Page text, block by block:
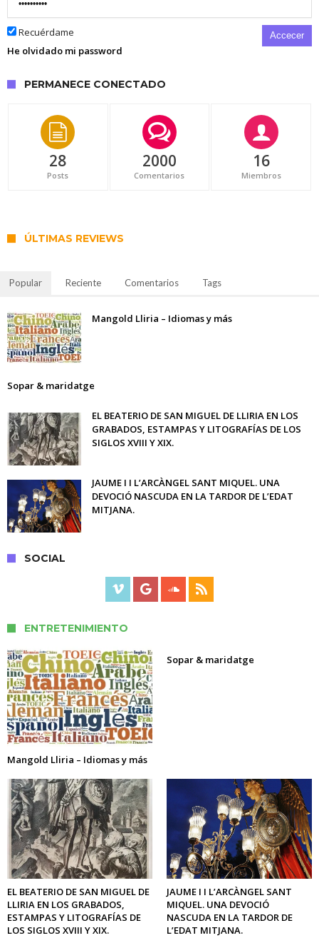
Recuérdame Accecer
He olvidado mi password
PERMANECE CONECTADO
28
Posts
2000
Comentarios
16
Miembros
ÚLTIMAS REVIEWS
Popular Reciente Comentarios Tags
Mangold Lliria – Idiomas y más
Sopar & maridatge
EL BEATERIO DE SAN MIGUEL DE LLIRIA EN LOS
GRABADOS, ESTAMPAS Y LITOGRAFÍAS DE LOS
SIGLOS XVIII Y XIX.
JAUME I I L’ARCÀNGEL SANT MIQUEL. UNA
DEVOCIÓ NASCUDA EN LA TARDOR DE L’EDAT
MITJANA.
SOCIAL
ENTRETENIMIENTO
Mangold Lliria – Idiomas y más
Sopar & maridatge
EL BEATERIO DE SAN MIGUEL DE
LLIRIA EN LOS GRABADOS,
ESTAMPAS Y LITOGRAFÍAS DE
LOS SIGLOS XVIII Y XIX.
JAUME I I L’ARCÀNGEL SANT
MIQUEL. UNA DEVOCIÓ
NASCUDA EN LA TARDOR DE
L’EDAT MITJANA.